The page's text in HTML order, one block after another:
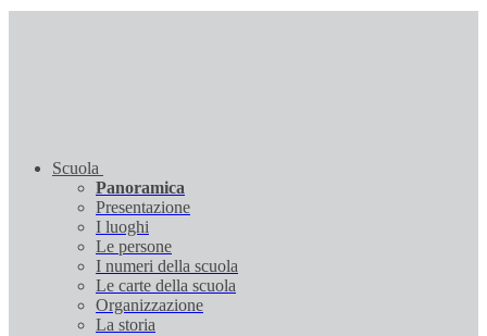
Scuola
Panoramica
Presentazione
I luoghi
Le persone
I numeri della scuola
Le carte della scuola
Organizzazione
La storia